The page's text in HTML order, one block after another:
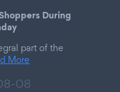
During
part of the
More
08